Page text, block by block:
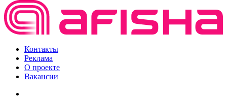
Контакты
Реклама
О проекте
Вакансии